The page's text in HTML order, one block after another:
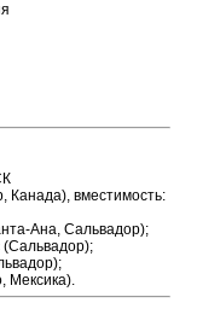
Канада), вместимость:
Ана, Сальвадор);
Мексика).